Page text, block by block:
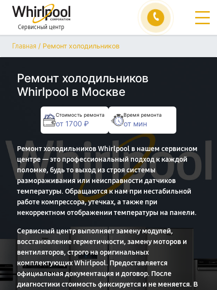
Сервисный центр
Главная / Ремонт холодильников
Ремонт холодильников
Whirlpool в Москве
Стоимость ремонта
от 1700 ₽
Время ремонта
от мин
Ремонт холодильников Whirlpool в нашем сервисном
центре — это профессиональный подход к каждой
поломке, будь то выход из строя системы
размораживания или неисправности датчиков
температуры. Обращаются к нам при нестабильной
работе компрессора, утечках, а также при
некорректном отображении температуры на панели.
Сервисный центр выполняет замену модулей,
восстановление герметичности, замену моторов и
вентиляторов, строго на оригинальных
комплектующих Whirlpool. Предоставляется
официальная документация и договор. После
диагностики стоимость фиксируется и не меняется. В